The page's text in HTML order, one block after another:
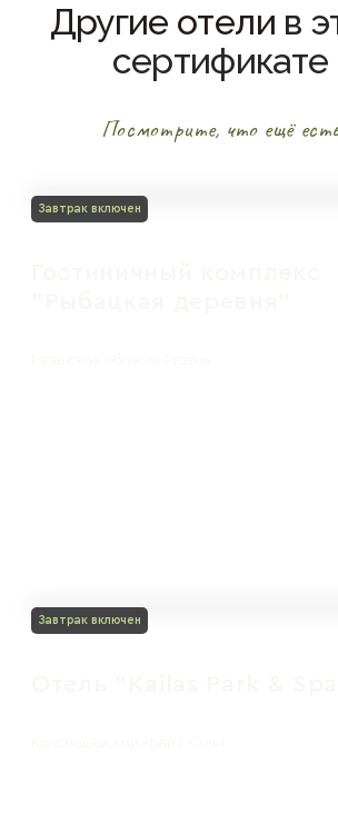
Другие отели в
сертификате
Посмотрите, что ещё
Завтрак включен
Завтрак включен